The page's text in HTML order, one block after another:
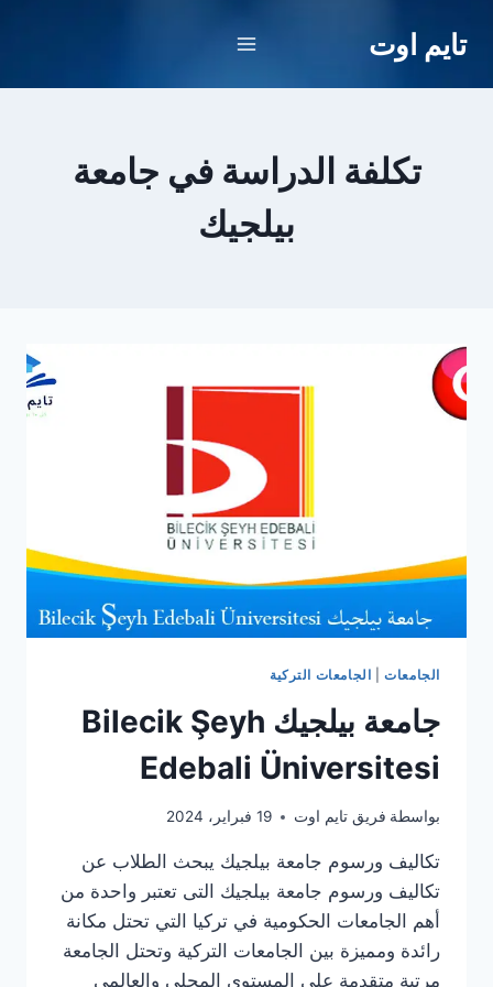
تايم اوت
تكلفة الدراسة في جامعة
بيلجيك
الجامعات| الجامعات التركية
جامعة بيلجيك Bilecik Şeyh
Edebali Üniversitesi
بواسطة فريق تايم اوت 19 فبراير، 2024
تكاليف ورسوم جامعة بيلجيك يبحث الطلاب عن
تكاليف ورسوم جامعة بيلجيك التى تعتبر واحدة من
أهم الجامعات الحكومية في تركيا التي تحتل مكانة
رائدة ومميزة بين الجامعات التركية وتحتل الجامعة
مرتبة متقدمة على المستوى المحلي والعالمي